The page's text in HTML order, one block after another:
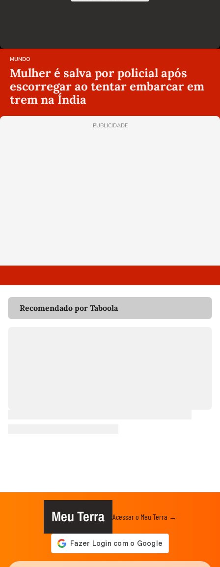
MUNDO
Mulher é salva por policial após
escorregar ao tentar embarcar em
trem na Índia
PUBLICIDADE
Recomendado por Taboola
Meu Terra Acessar o Meu Terra →